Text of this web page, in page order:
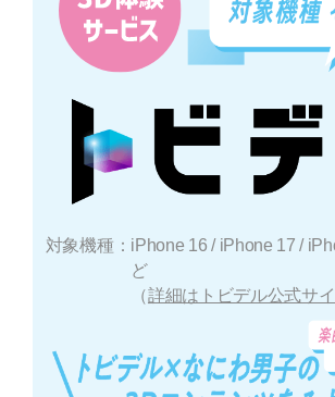
対象機種： iPhone 16 / iPhone 17 /
ど
（詳細はトビデル公式サ